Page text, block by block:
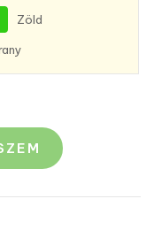
Zöld